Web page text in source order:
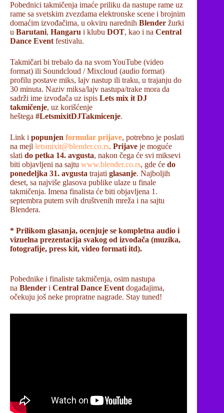
Pobednici takmičenja imaće priliku da nastupe rame uz
rame sa svetskim zvezdama elektronske scene i brojnim
domaćim izvođačima, u okviru narednih Blender žurki
u Barutani, Hangaru i klubu DOT, kao i na Central
Dance Event festivalu.
Takmičari bi trebalo da na svom YouTube (video
format) ili Soundcloud / Mixcloud (audio format)
profilu postave miks, lajv nastup ili traku, u trajanju do
30 minuta. Naziv miksa/lajv nastupa/trake mora da
sadrži ime izvođača uz ispis Lets mix it DJ
takmičenje, uz korišćenje
heštega #LetsmixitDJTakmicenje.
Link i popunjen formular prijave, potrebno je poslati
na mejl letsmixit@blender.co.rs. Prijave je moguće
slati do petka 14. avgusta, nakon čega će svi miksevi
biti objavljeni na sajtu www.blender.co.rs, gde će do
ponedeljka 31. avgusta trajati glasanje. Najboljih
deset, sa najviše glasova publike ulaze u finale
takmičenja. Imena finalista će biti objavljena 1.
septembra putem svih društvenih mreža i na sajtu
Blendera.
* Prilikom glasanja, ocenjuje se kompletna audio i
vizuelna prezentacija svakog od izvođača (muzika,
fotografije, press kit, video formati itd).
Pobednike i finaliste takmičenja, osim nastupa
na Blender i Central Dance Event događajima,
očekuju još neke propratne nagrade. Stay tuned!